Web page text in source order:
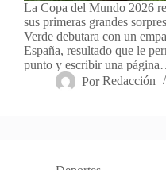
La Copa del Mundo 2026
sus primeras grandes
Verde debutara con un
España, resultado que le
punto y escribir una
Por Redacción